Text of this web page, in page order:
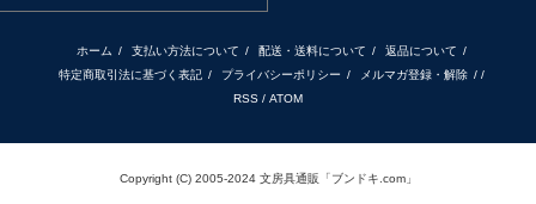
ホーム / 支払い方法について / 配送・送料について / 返品について /
特定商取引法に基づく表記 / プライバシーポリシー / メルマガ登録・解除 / /
RSS / ATOM
Copyright (C) 2005-2024 文房具通販「ブンドキ.com」